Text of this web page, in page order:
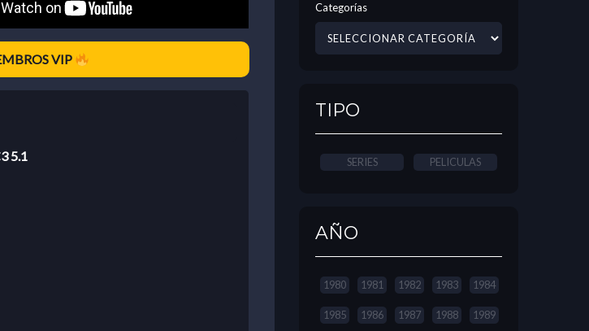
VIP
5.1
Categorías
TIPO
SERIES PELICULAS
AÑO
1980 1981 1982 1983 1984
1985 1986 1987 1988 1989